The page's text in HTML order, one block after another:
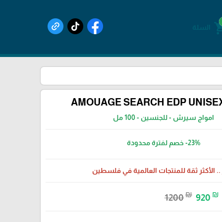
السلة
AMOUAGE SEARCH EDP
امواج سيرش - للجنسين - 100 مل
-23%خصم لفترة محدودة
.. الأكثر ثقة للمنتجات العالمية في فلسطين
1200₪ 920 ₪